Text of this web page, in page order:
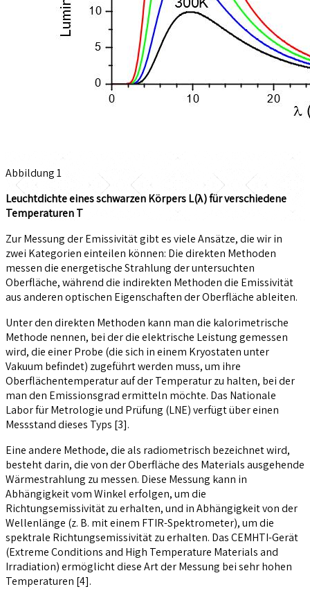
Abbildung 1
Leuchtdichte eines schwarzen Körpers L(λ) für verschiedene
Temperaturen T
Zur Messung der Emissivität gibt es viele Ansätze, die wir in
zwei Kategorien einteilen können: Die direkten Methoden
messen die energetische Strahlung der untersuchten
Oberfläche, während die indirekten Methoden die Emissivität
aus anderen optischen Eigenschaften der Oberfläche ableiten.
Unter den direkten Methoden kann man die kalorimetrische
Methode nennen, bei der die elektrische Leistung gemessen
wird, die einer Probe (die sich in einem Kryostaten unter
Vakuum befindet) zugeführt werden muss, um ihre
Oberflächentemperatur auf der Temperatur zu halten, bei der
man den Emissionsgrad ermitteln möchte. Das Nationale
Labor für Metrologie und Prüfung (LNE) verfügt über einen
Messstand dieses Typs [3].
Eine andere Methode, die als radiometrisch bezeichnet wird,
besteht darin, die von der Oberfläche des Materials ausgehende
Wärmestrahlung zu messen. Diese Messung kann in
Abhängigkeit vom Winkel erfolgen, um die
Richtungsemissivität zu erhalten, und in Abhängigkeit von der
Wellenlänge (z. B. mit einem FTIR-Spektrometer), um die
spektrale Richtungsemissivität zu erhalten. Das CEMHTI-Gerät
(Extreme Conditions and High Temperature Materials and
Irradiation) ermöglicht diese Art der Messung bei sehr hohen
Temperaturen [4].